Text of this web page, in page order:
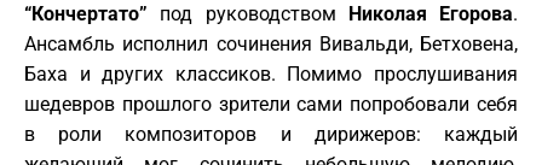
“Кончертато” под руководством Николая Егорова.
Ансамбль исполнил сочинения Вивальди, Бетховена,
Баха и других классиков. Помимо прослушивания
шедевров прошлого зрители сами попробовали себя
в роли композиторов и дирижеров: каждый